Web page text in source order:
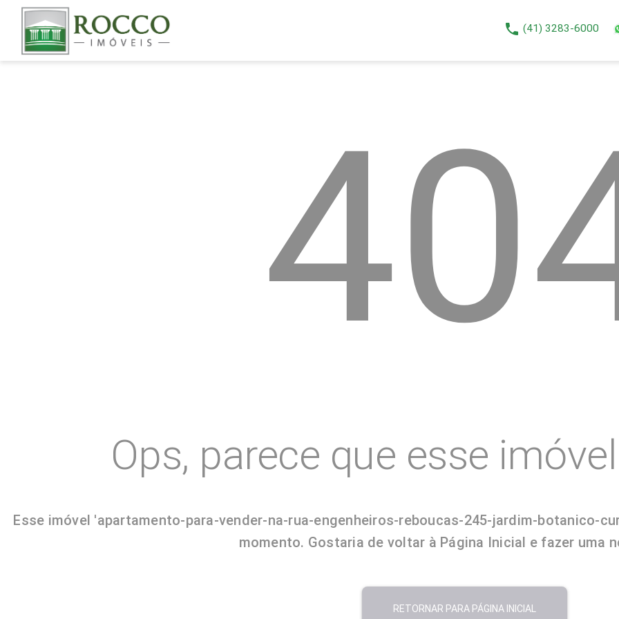
phone (41) 3283-6000
Ops, parece que esse
Esse imóvel 'apartamento-para-vender-na-rua-engenheiros-reboucas-245-jardim-botanico-
momento. Gostaria de voltar à Página Inicial e fazer uma
RETORNAR PARA PÁGINA INICIAL